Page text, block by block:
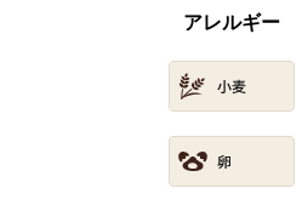
アレルギー